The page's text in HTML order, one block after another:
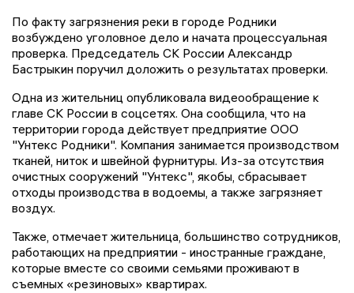
По факту загрязнения реки в городе Родники
возбуждено уголовное дело и начата процессуальная
проверка. Председатель СК России Александр
Бастрыкин поручил доложить о результатах проверки.
Одна из жительниц опубликовала видеообращение к
главе СК России в соцсетях. Она сообщила, что на
территории города действует предприятие ООО
"Унтекс Родники". Компания занимается производством
тканей, ниток и швейной фурнитуры. Из-за отсутствия
очистных сооружений "Унтекс", якобы, сбрасывает
отходы производства в водоемы, а также загрязняет
воздух.
Также, отмечает жительница, большинство сотрудников,
работающих на предприятии - иностранные граждане,
которые вместе со своими семьями проживают в
съемных «резиновых» квартирах.